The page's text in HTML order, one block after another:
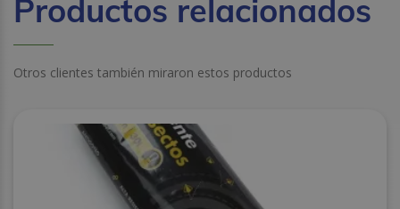
Productos relacionados
Otros clientes también miraron estos productos